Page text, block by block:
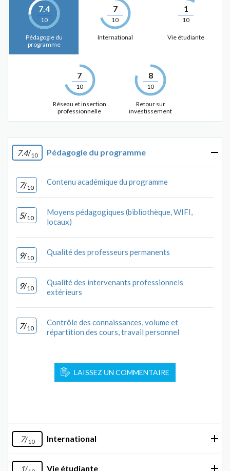
7.4
10
Pédagogie du
programme
7
10
International
1
10
Vie étudiante
7
10
Réseau et insertion
professionnelle
8
10
Retour sur
investissement
7.4/10 Pédagogie du programme
7/10
Contenu académique du programme
5/10
Moyens pédagogiques (bibliothèque, WIFI,
locaux)
9/10
Qualité des professeurs permanents
9/10
Qualité des intervenants professionnels
extérieurs
7/10
Contrôle des connaissances, volume et
répartition des cours, travail personnel
LAISSEZ UN COMMENTAIRE
7/10 International
1/ Vie étudiante